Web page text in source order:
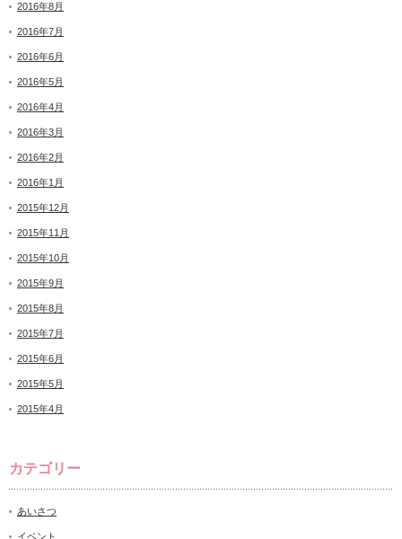
2016年8月
2016年7月
2016年6月
2016年5月
2016年4月
2016年3月
2016年2月
2016年1月
2015年12月
2015年11月
2015年10月
2015年9月
2015年8月
2015年7月
2015年6月
2015年5月
2015年4月
カテゴリー
あいさつ
イベント